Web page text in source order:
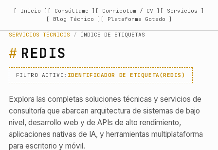
[ Inicio ] [ Consúltame ] [ Currículum / CV ] [ Servicios ]
[ Blog Técnico ] [ Plataforma Gotedo ]
SERVICIOS TÉCNICOS / ÍNDICE DE ETIQUETAS
REDIS
FILTRO ACTIVO: IDENTIFICADOR DE ETIQUETA(REDIS)
Explora las completas soluciones técnicas y servicios de
consultoría que abarcan arquitectura de sistemas de bajo
nivel, desarrollo web y de APIs de alto rendimiento,
aplicaciones nativas de IA, y herramientas multiplataforma
para escritorio y móvil.